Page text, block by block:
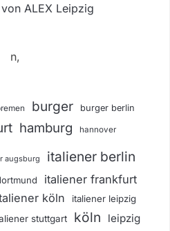
ALEX Leipzig
n,
burger burger berlin
hamburg hannover
augsburg italiener berlin
italiener frankfurt
köln italiener leipzig
stuttgart köln leipzig